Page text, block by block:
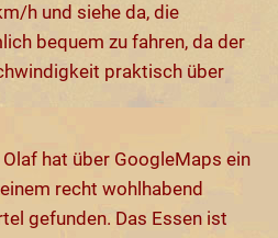
h und siehe da, die
bequem zu fahren, da der
praktisch über
hat über GoogleMaps ein
recht wohlhabend
gefunden. Das Essen ist